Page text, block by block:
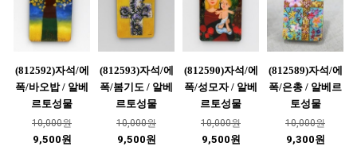
(812592)자석/에
폭/바오밥 / 알베
르토성물
10,000원
9,500원
(812593)자석/에
폭/봄기도 / 알베
르토성물
10,000원
9,500원
(812590)자석/에
폭/성모자 / 알베
르토성물
10,000원
9,500원
(812589)자석/에
폭/은총 / 알베르
토성물
10,000원
9,300원